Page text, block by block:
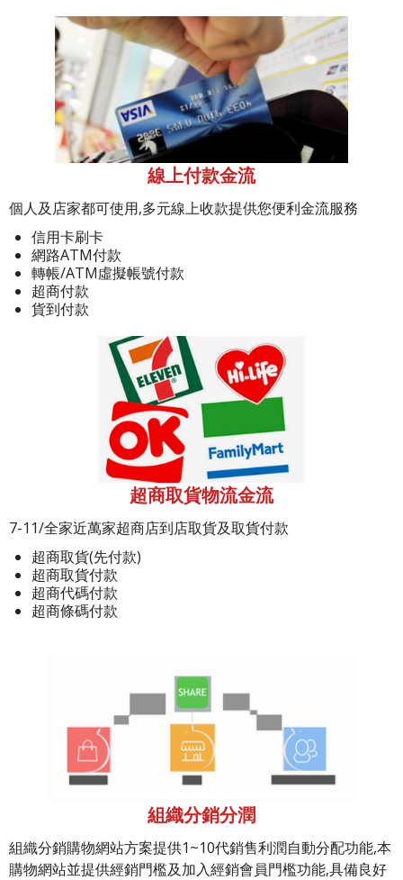
線上付款金流
個人及店家都可使用,多元線上收款提供您便利金流服務
信用卡刷卡
網路ATM付款
轉帳/ATM虛擬帳號付款
超商付款
貨到付款
超商取貨物流金流
7-11/全家近萬家超商店到店取貨及取貨付款
超商取貨(先付款)
超商取貨付款
超商代碼付款
超商條碼付款
組織分銷分潤
組織分銷購物網站方案提供1~10代銷售利潤自動分配功能,本
購物網站並提供經銷門檻及加入經銷會員門檻功能,具備良好